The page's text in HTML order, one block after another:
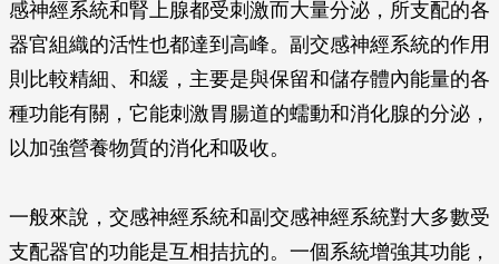
感神經系統和腎上腺都受刺激而大量分泌，所支配的各
器官組織的活性也都達到高峰。副交感神經系統的作用
則比較精細、和緩，主要是與保留和儲存體內能量的各
種功能有關，它能刺激胃腸道的蠕動和消化腺的分泌，
以加強營養物質的消化和吸收。
一般來說，交感神經系統和副交感神經系統對大多數受
支配器官的功能是互相拮抗的。一個系統增強其功能，